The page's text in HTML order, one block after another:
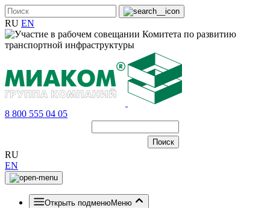
RU EN
8 800 555 04 05
RU
EN
Открыть подменюМеню